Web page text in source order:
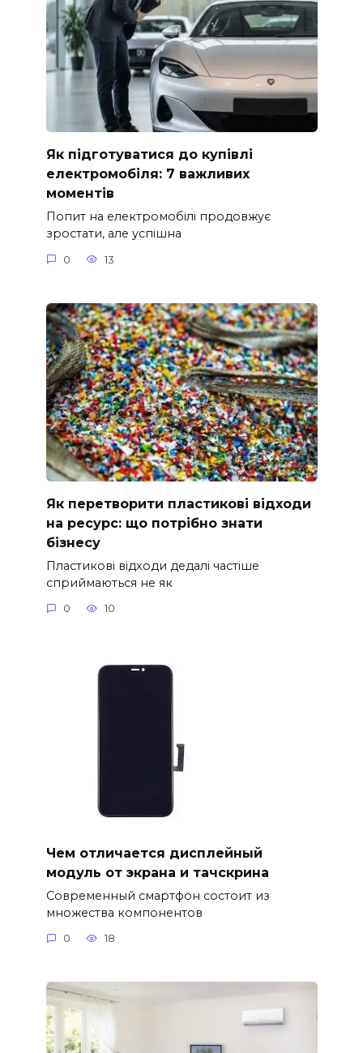
Як підготуватися до купівлі
електромобіля: 7 важливих
моментів
Попит на електромобілі продовжує
зростати, але успішна
0 13
Як перетворити пластикові відходи
на ресурс: що потрібно знати
бізнесу
Пластикові відходи дедалі частіше
сприймаються не як
0 10
Чем отличается дисплейный
модуль от экрана и тачскрина
Современный смартфон состоит из
множества компонентов
0 18